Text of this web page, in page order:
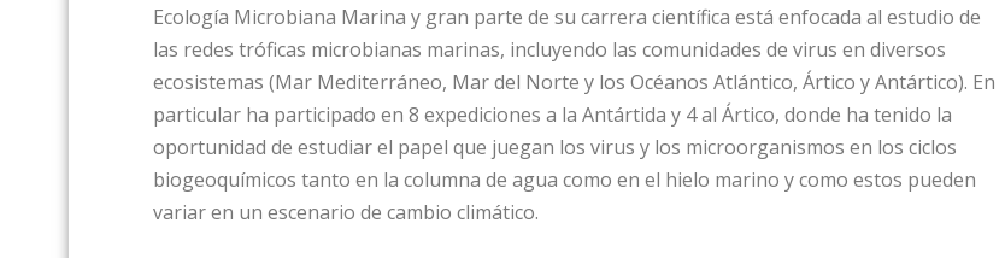
Ecología Microbiana Marina y gran parte de su carrera científica está enfocada al estudio de
las redes tróficas microbianas marinas, incluyendo las comunidades de virus en diversos
ecosistemas (Mar Mediterráneo, Mar del Norte y los Océanos Atlántico, Ártico y Antártico). En
particular ha participado en 8 expediciones a la Antártida y 4 al Ártico, donde ha tenido la
oportunidad de estudiar el papel que juegan los virus y los microorganismos en los ciclos
biogeoquímicos tanto en la columna de agua como en el hielo marino y como estos pueden
variar en un escenario de cambio climático.